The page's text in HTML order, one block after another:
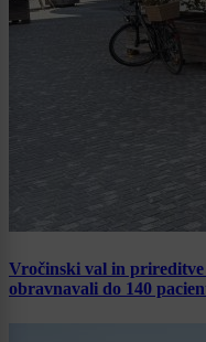
Vročinski val in
obravnavali do 140